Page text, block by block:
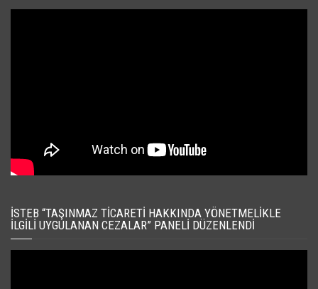
İSTEB “TAŞINMAZ TICARETI HAKKINDA YÖNETMELIKLE
İLGILI UYGULANAN CEZALAR” PANELI DÜZENLENDI